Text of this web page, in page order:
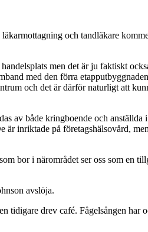
och tandläkare
men det är ju faktiskt
med den förra
och det är därför naturligt att
av både kringboende och anställda
inriktade på företagshälsovård,
bor i närområdet ser oss som en
avslöja.
tidigare drev café. Fågelsången har